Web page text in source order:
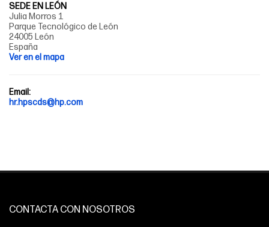
SEDE EN LEÓN
Julia Morros 1
Parque Tecnológico de León
24005 León
España
Ver en el mapa
Email:
hr.hpscds@hp.com
CONTACTA CON NOSOTROS